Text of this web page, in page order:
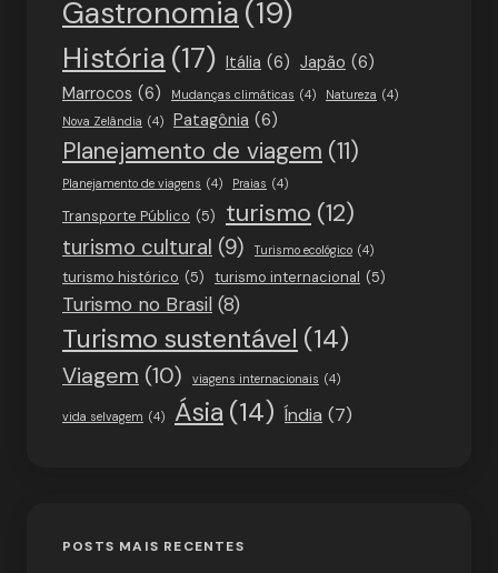
Gastronomia (19)
História (17) Itália (6) Japão (6)
Marrocos (6) Mudanças climáticas (4) Natureza (4)
Nova Zelândia (4) Patagônia (6)
Planejamento de viagem (11)
Planejamento de viagens (4) Praias (4)
Transporte Público (5) turismo (12)
turismo cultural (9) Turismo ecológico (4)
turismo histórico (5) turismo internacional (5)
Turismo no Brasil (8)
Turismo sustentável (14)
Viagem (10) viagens internacionais (4)
vida selvagem (4) Ásia (14) Índia (7)
POSTS MAIS RECENTES